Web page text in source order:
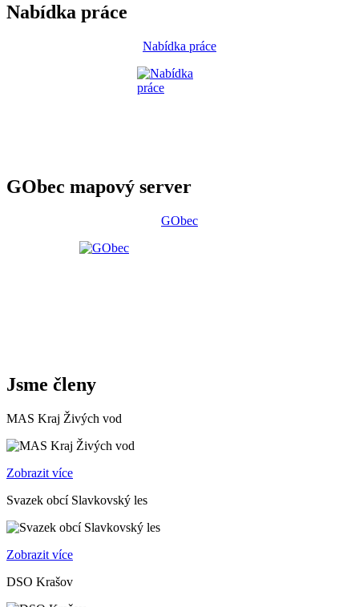
Nabídka práce
Nabídka práce
GObec mapový server
GObec
Jsme členy
MAS Kraj Živých vod
Zobrazit více
Svazek obcí Slavkovský les
Zobrazit více
DSO Krašov